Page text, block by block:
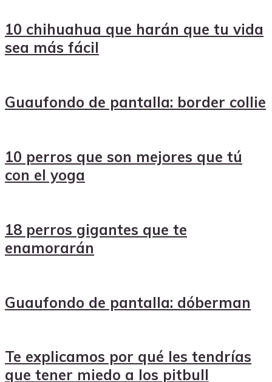
10 chihuahua que harán que tu vida
sea más fácil
Guaufondo de pantalla: border collie
10 perros que son mejores que tú
con el yoga
18 perros gigantes que te
enamorarán
Guaufondo de pantalla: dóberman
Te explicamos por qué les tendrías
que tener miedo a los pitbull